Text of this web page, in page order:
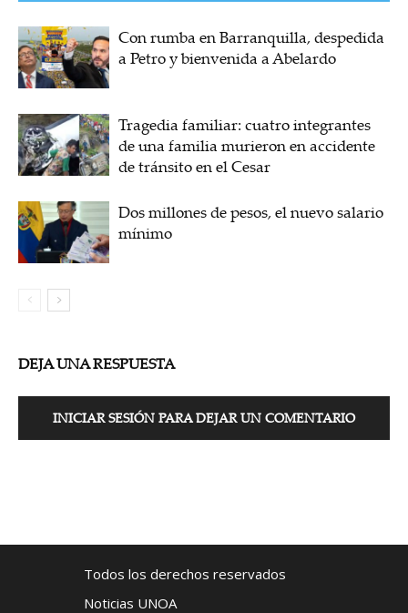
Con rumba en Barranquilla, despedida
a Petro y bienvenida a Abelardo
Tragedia familiar: cuatro integrantes
de una familia murieron en accidente
de tránsito en el Cesar
Dos millones de pesos, el nuevo salario
mínimo
DEJA UNA RESPUESTA
INICIAR SESIÓN PARA DEJAR UN COMENTARIO
Todos los derechos reservados
Noticias UNOA